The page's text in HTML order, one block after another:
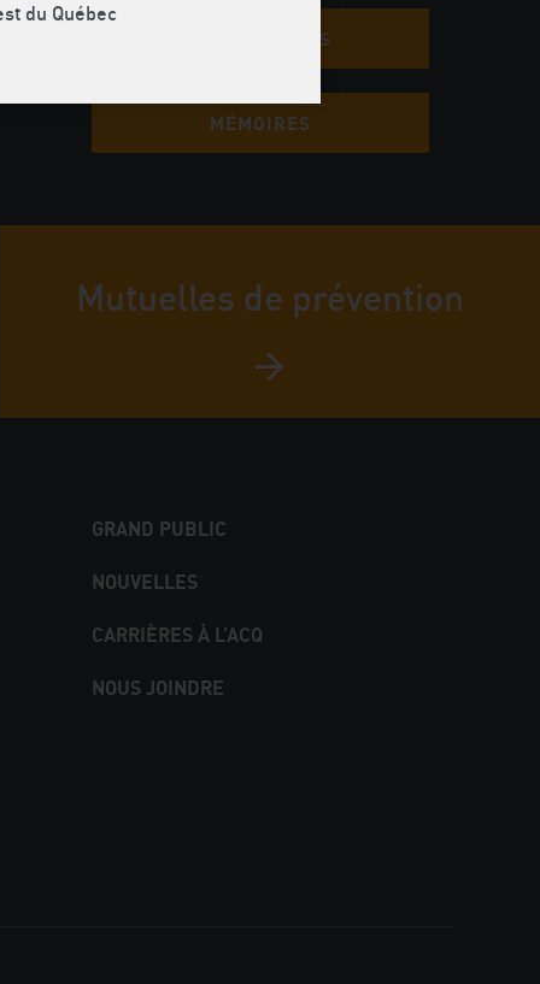
à
COMMUNIQUÉS
MÉMOIRES
Mutuelles de prévention
GRAND PUBLIC
NOUVELLES
CARRIÈRES À L’ACQ
NOUS JOINDRE
du Québec